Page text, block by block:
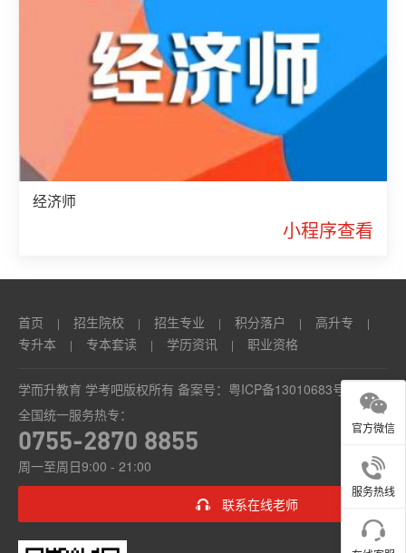
经济师
小程序查看
首页 | 招生院校 | 招生专业 | 积分落户 | 高升专 |
专升本 | 专本套读 | 学历资讯 | 职业资格
学而升教育 学考吧版权所有 备案号： 粤ICP备13010683号
全国统一服务热专：
0755-2870 8855
周一至周日9:00 - 21:00
联系在线老师
官方微信
服务热线